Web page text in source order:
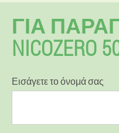
ΓΙΑ
Εισάγετε το όνομά σας